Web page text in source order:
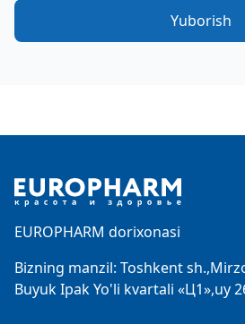
Yuborish
EUROPHARM dorixonasi
Bizning manzil: Toshkent
Buyuk Ipak Yo'li kvartali «Ц1»,uy